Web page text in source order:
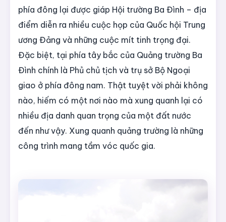
phía đông lại được giáp Hội trường Ba Đình – địa
điểm diễn ra nhiều cuộc họp của Quốc hội Trung
ương Đảng và những cuộc mít tinh trọng đại.
Đặc biệt, tại phía tây bắc của Quảng trường Ba
Đình chính là Phủ chủ tịch và trụ sở Bộ Ngoại
giao ở phía đông nam. Thật tuyệt vời phải không
nào, hiếm có một nơi nào mà xung quanh lại có
nhiều địa danh quan trọng của một đất nước
đến như vậy. Xung quanh quảng trường là những
công trình mang tầm vóc quốc gia.